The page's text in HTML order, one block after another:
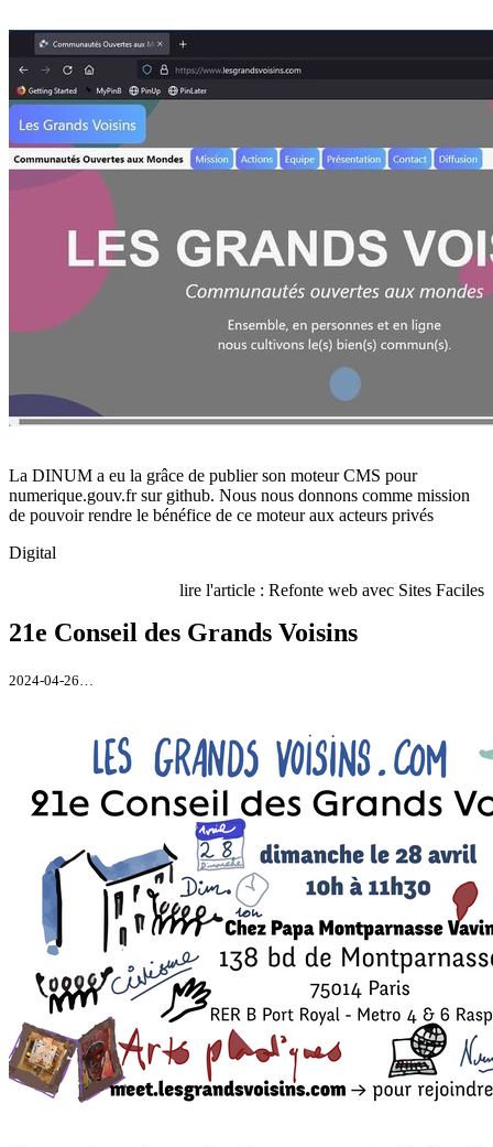
La DINUM a eu la grâce de publier son moteur CMS pour
numerique.gouv.fr sur github. Nous nous donnons comme mission
de pouvoir rendre le bénéfice de ce moteur aux acteurs privés
Digital
lire l'article : Refonte web avec Sites Faciles
21e Conseil des Grands Voisins
2024-04-26…